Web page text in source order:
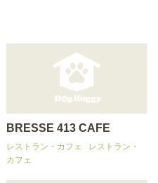
BRESSE 413 CAFE
レストラン・カフェ
レストラン・
カフェ